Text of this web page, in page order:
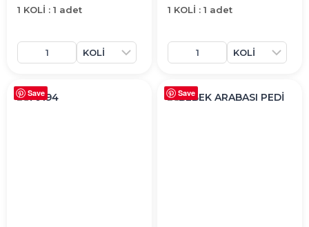
1 KOLİ : 1 adet 1 KOLİ : 1 adet
Save Save